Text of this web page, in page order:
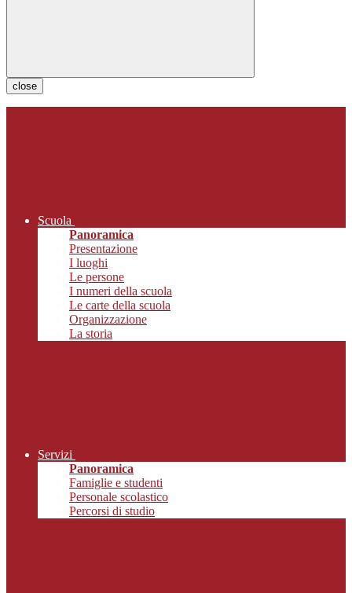
close
Scuola
Panoramica
Presentazione
I luoghi
Le persone
I numeri della scuola
Le carte della scuola
Organizzazione
La storia
Servizi
Panoramica
Famiglie e studenti
Personale scolastico
Percorsi di studio